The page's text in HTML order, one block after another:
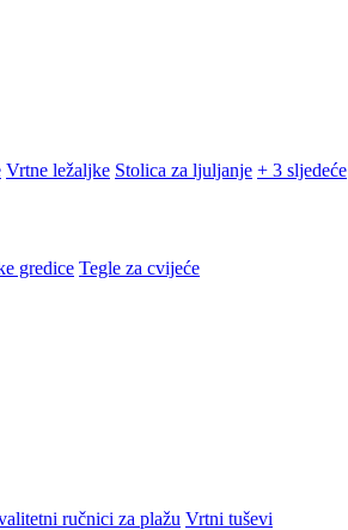
Vrtne ležaljke Stolica za ljuljanje + 3 sljedeće
gredice Tegle za cvijeće
ručnici za plažu Vrtni tuševi